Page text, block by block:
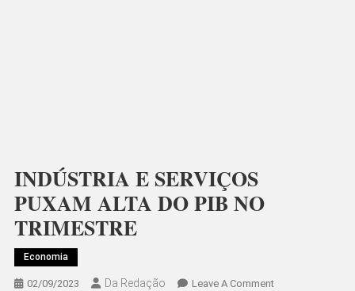
INDÚSTRIA E SERVIÇOS
PUXAM ALTA DO PIB NO
TRIMESTRE
Economia
02/09/2023 Da Redação Leave A CommentOn